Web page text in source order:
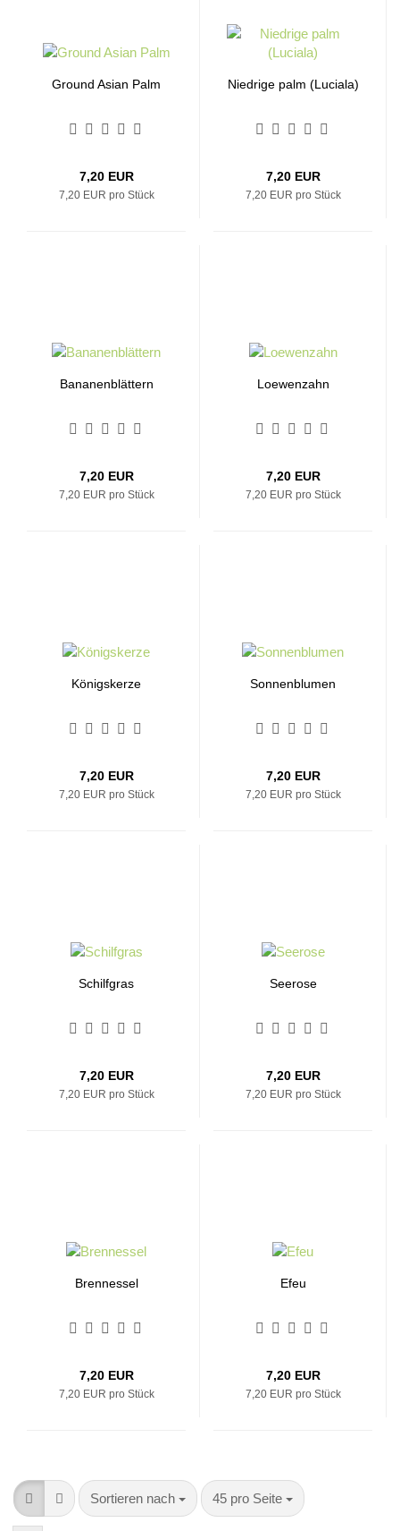
Ground Asian Palm
7,20 EUR
7,20 EUR pro Stück
Niedrige palm (Luciala)
7,20 EUR
7,20 EUR pro Stück
Bananenblättern
7,20 EUR
7,20 EUR pro Stück
Loewenzahn
7,20 EUR
7,20 EUR pro Stück
Königskerze
7,20 EUR
7,20 EUR pro Stück
Sonnenblumen
7,20 EUR
7,20 EUR pro Stück
Schilfgras
7,20 EUR
7,20 EUR pro Stück
Seerose
7,20 EUR
7,20 EUR pro Stück
Brennessel
7,20 EUR
7,20 EUR pro Stück
Efeu
7,20 EUR
7,20 EUR pro Stück
Sortieren nach
Sortieren nach 45 pro Seite
pro Seite